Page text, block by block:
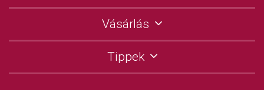
Vásárlás
Tippek